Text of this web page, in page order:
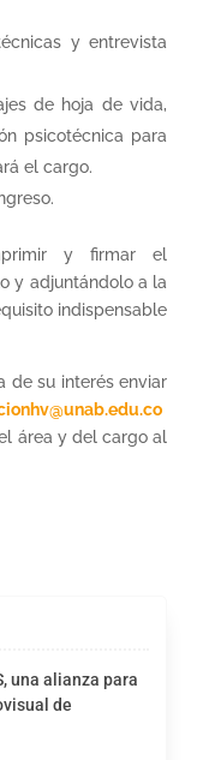
y entrevista
de hoja de vida,
psicotécnica para
el cargo.
y firmar el
y adjuntándolo a la
indispensable
de su interés enviar
área y del cargo al
una alianza para
de